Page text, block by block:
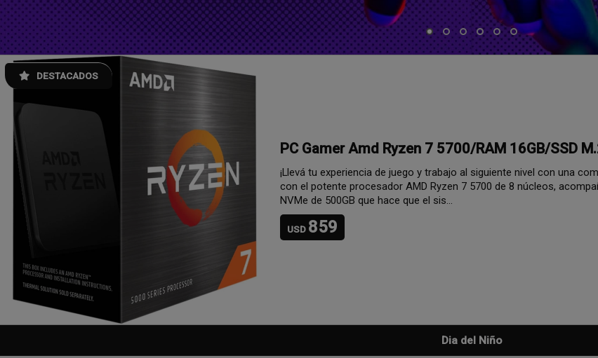
DESTACADOS
La libertad de la fotografía aérea compacta, ahora con la
$U13.200
Dia del Niño